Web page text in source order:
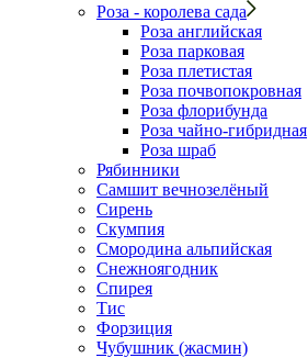
Роза - королева сада
Роза английская
Роза парковая
Роза плетистая
Роза почвопокровная
Роза флорибунда
Роза чайно-гибридная
Роза шраб
Рябинники
Самшит вечнозелёный
Сирень
Скумпия
Смородина альпийская
Снежноягодник
Спирея
Тис
Форзиция
Чубушник (жасмин)